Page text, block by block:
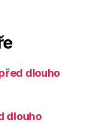
dlouho
dlouho